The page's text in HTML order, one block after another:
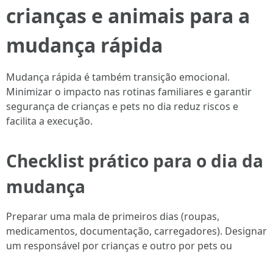
crianças e animais para a
mudança rápida
Mudança rápida é também transição emocional.
Minimizar o impacto nas rotinas familiares e garantir
segurança de crianças e pets no dia reduz riscos e
facilita a execução.
Checklist prático para o dia da
mudança
Preparar uma mala de primeiros dias (roupas,
medicamentos, documentação, carregadores). Designar
um responsável por crianças e outro por pets ou